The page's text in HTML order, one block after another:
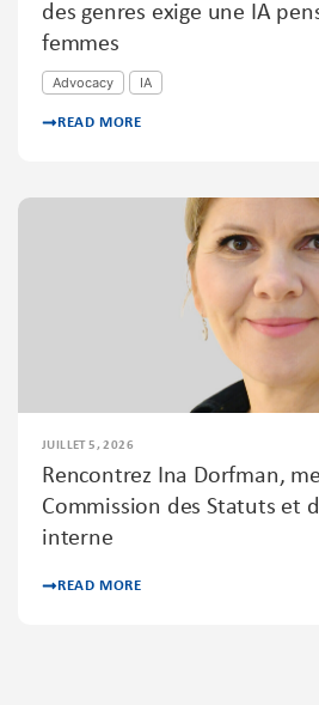
des genres exige une IA
femmes
Advocacy IA
READ MORE
JUILLET 5, 2026
Rencontrez Ina Dorfman,
Commission des Statuts et
interne
READ MORE